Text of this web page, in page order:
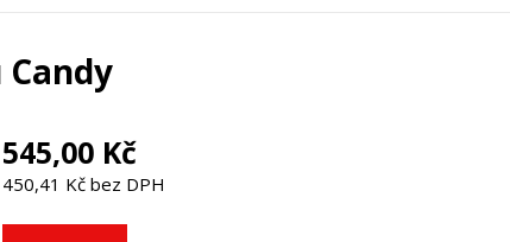
Candy
545,00 Kč
450,41 Kč bez DPH